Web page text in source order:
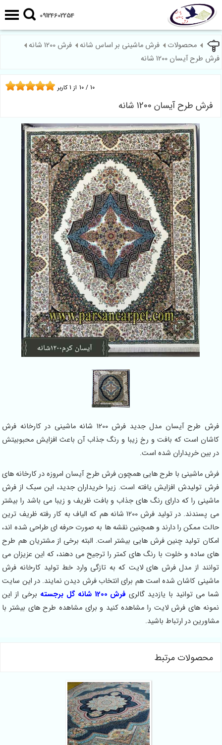
09124602254
محصولات فرش ماشینی بر اساس شانه
فرش 1200 شانه
فرش طرح آیسان 1200 شانه
فرش طرح آیسان 1200 شانه
10 / 10 از 1کاربر
فرش طرح آیسان مدل جدید فرش 1200 شانه ماشینی در کارخانه فرش
کاشان است که بافت و رخ زیبا و رنگ جذاب آن باعث افزایش محبوبیتش
در بین خریداران شده است.
فرش ماشینی با طرح هایی همچون فرش طرح آیسان امروزه در کارخانه های
فرش تولیدش افزایش یافته است. زیرا خریداران جدید، این سبک از فرش
ماشینی را که دارای رنگ های جذاب و بافت ظریف و زیبا می باشد را بیشتر
می پسندند. در تولید فرش 1200 شانه هم که الیاف به کار رفته ظریف ترین
حالت ممکن را دارند و همچنین نقشه ها به صورت حرفه ای طراحی شده اند،
امکان تولید چنین فرش هایی بیشتر است. البته برخی از مشتریان هم طرح
های ساده و خلوت با رنگ های کمتر را ترجیح می دهند، که این عزیزان می
توانند از مدل فرش های لایت که به تازگی وارد خط تولید کارخانه فرش
ماشینی کاشان شده است هم برای انتخاب فرش دیدن نمایند. در این سایت
شما می توانید با یازدید گالری فرش 1200 شانه گل برجسته
برخی از این
نمونه های فرش لایت را مشاهده کنید و برای مشاهده طرح های بیشتر با
مشاورین در ارتباط باشید.
محصولات مرتبط